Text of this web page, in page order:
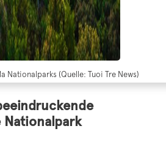
Nationalparks (Quelle: Tuoi Tre News)
Nationalpark